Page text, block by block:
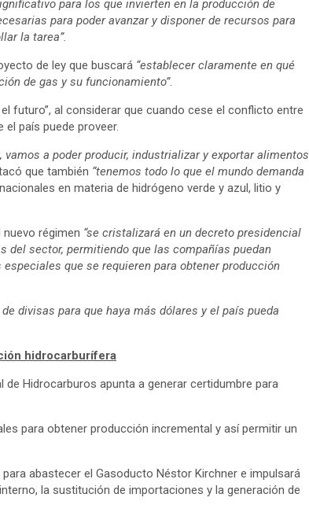
para los que invierten en la producción de
para poder avanzar y disponer de recursos para
la tarea”.
de ley que buscará “establecer claramente en qué
de gas y su funcionamiento”.
futuro”, al considerar que cuando cese el conflicto entre
el país puede proveer.
vamos a poder producir, industrializar y exportar alimentos
que también “tenemos todo lo que el mundo demanda
en materia de hidrógeno verde y azul, litio y
régimen “se cristalizará en un decreto presidencial
del sector, permitiendo que las compañías puedan
que se requieren para obtener producción
divisas para que haya más dólares y el país pueda
hidrocarburífera
Hidrocarburos apunta a generar certidumbre para
para obtener producción incremental y así permitir un
abastecer el Gasoducto Néstor Kirchner e impulsará
la sustitución de importaciones y la generación de